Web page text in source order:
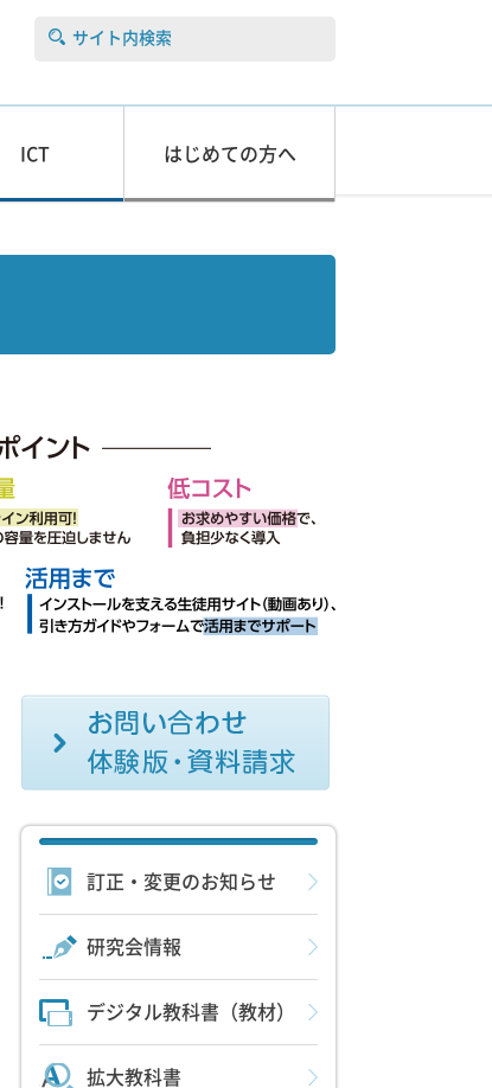
サイト内検索
ICT はじめての方へ
訂正・変更のお知らせ
研究会情報
デジタル教科書（教材）
拡大教科書